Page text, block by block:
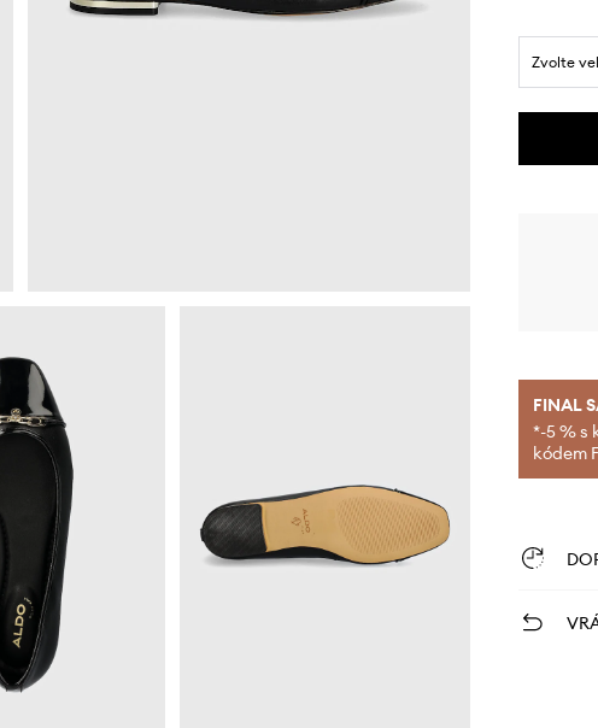
Zvolte
FINAL
*-5 % s
kódem